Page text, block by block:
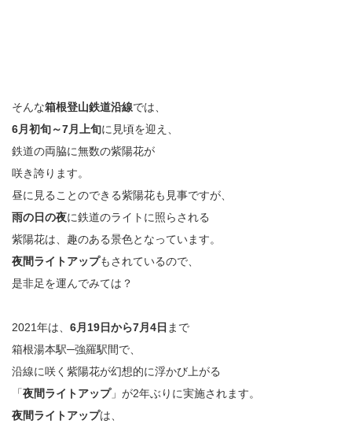
そんな箱根登山鉄道沿線では、
6月初旬～7月上旬に見頃を迎え、
鉄道の両脇に無数の紫陽花が
咲き誇ります。
昼に見ることのできる紫陽花も見事ですが、
雨の日の夜に鉄道のライトに照らされる
紫陽花は、趣のある景色となっています。
夜間ライトアップもされているので、
是非足を運んでみては？
2021年は、 6月19日から7月4日 まで
箱根湯本駅─強羅駅間で、
沿線に咲く紫陽花が幻想的に浮かび上がる
「夜間ライトアップ」が2年ぶりに実施されます。
夜間ライトアップは、